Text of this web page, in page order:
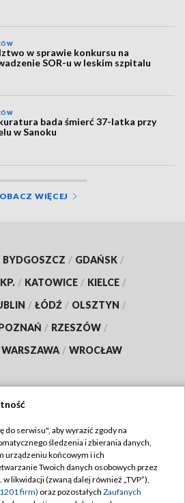
w sprawie konkursu na
SOR-u w leskim szpitalu
bada śmierć 37-latka przy
w Sanoku
WIĘCEJ
BYDGOSZCZ / GDAŃSK /
/ KATOWICE / KIELCE /
/ ŁÓDŹ / OLSZTYN /
/ RZESZÓW /
WARSZAWA / WROCŁAW
TVP
Regulamin TVP
prywatności
do serwisu", aby wyrazić zgody na
śledzenia i zbierania danych,
urządzeniu końcowym i ich
Twoich danych osobowych przez
w likwidacji (zwaną dalej również „TVP”),
firm) oraz pozostałych Zaufanych